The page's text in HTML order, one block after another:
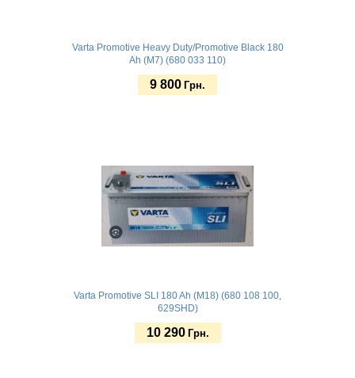
Varta Promotive Heavy Duty/Promotive Black 180
Ah (M7) (680 033 110)
9 800 Грн.
Varta Promotive SLI 180 Ah (M18) (680 108 100,
629SHD)
10 290 Грн.